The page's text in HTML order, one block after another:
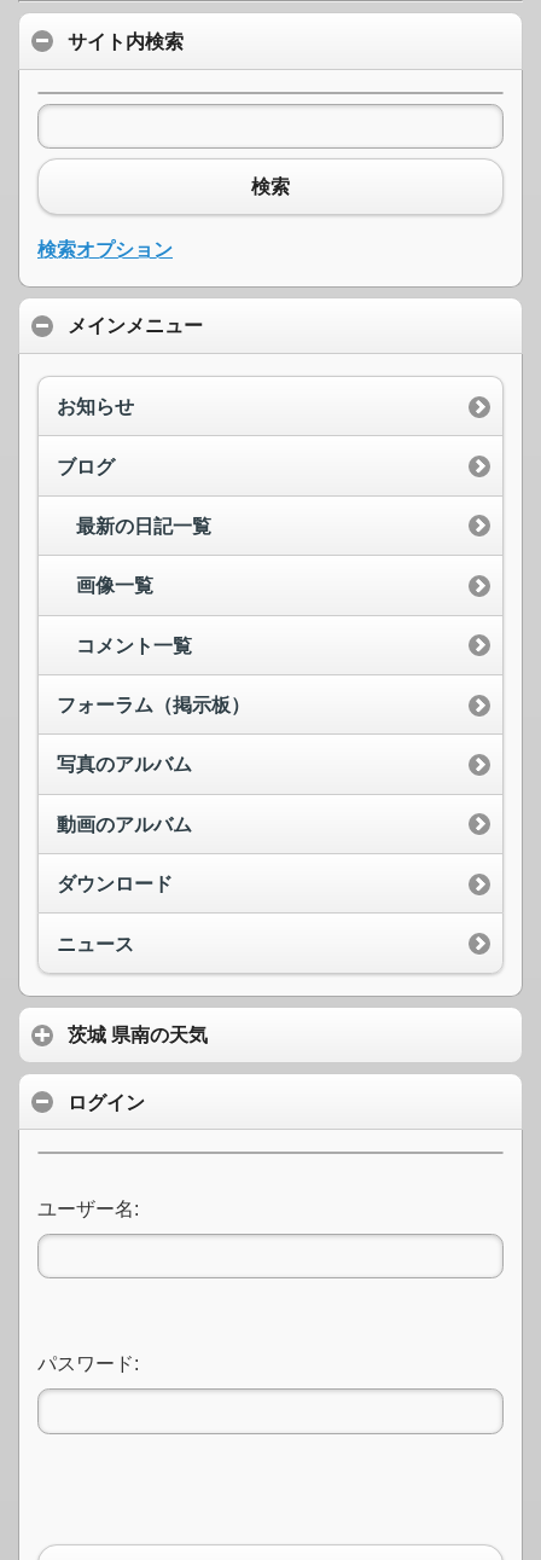
サイト内検索
検索
検索オプション
メインメニュー
お知らせ
ブログ
最新の日記一覧
画像一覧
コメント一覧
フォーラム（掲示板）
写真のアルバム
動画のアルバム
ダウンロード
ニュース
茨城 県南の天気
ログイン
ユーザー名:
パスワード: